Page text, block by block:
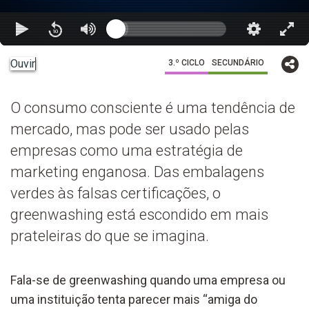
Ouvir 3.º CICLO SECUNDÁRIO
O consumo consciente é uma tendência de
mercado, mas pode ser usado pelas
empresas como uma estratégia de
marketing enganosa. Das embalagens
verdes às falsas certificações, o
greenwashing está escondido em mais
prateleiras do que se imagina.
Fala-se de greenwashing quando uma empresa ou
uma instituição tenta parecer mais “amiga do